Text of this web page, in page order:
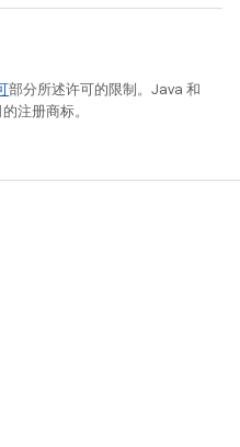
部分所述许可的限制。Java 和
注册商标。